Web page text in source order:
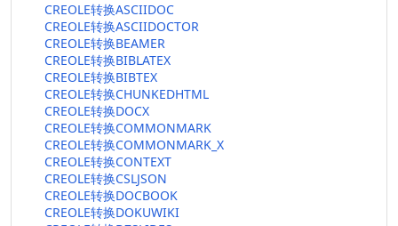
CREOLE转换ASCIIDOC
CREOLE转换ASCIIDOCTOR
CREOLE转换BEAMER
CREOLE转换BIBLATEX
CREOLE转换BIBTEX
CREOLE转换CHUNKEDHTML
CREOLE转换DOCX
CREOLE转换COMMONMARK
CREOLE转换COMMONMARK_X
CREOLE转换CONTEXT
CREOLE转换CSLJSON
CREOLE转换DOCBOOK
CREOLE转换DOKUWIKI